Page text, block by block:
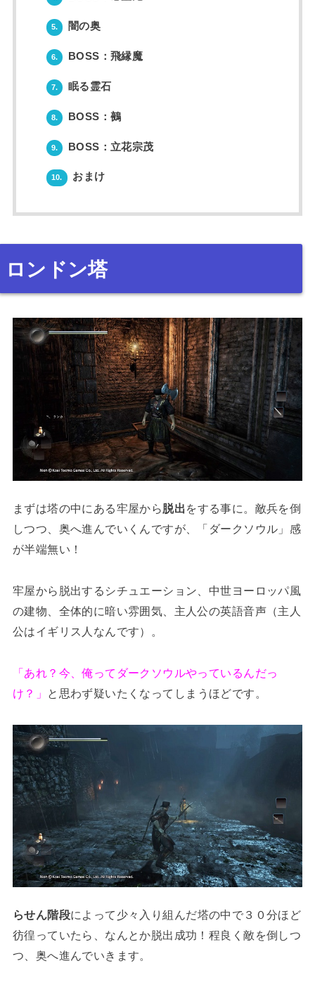
5. 闇の奥
6. BOSS：飛縁魔
7. 眠る霊石
8. BOSS：鵺
9. BOSS：立花宗茂
10. おまけ
ロンドン塔
まずは塔の中にある牢屋から脱出をする事に。敵兵を倒
しつつ、奥へ進んでいくんですが、「ダークソウル」感
が半端無い！
牢屋から脱出するシチュエーション、中世ヨーロッパ風
の建物、全体的に暗い雰囲気、主人公の英語音声（主人
公はイギリス人なんです）。
「あれ？今、俺ってダークソウルやっているんだっ
け？」
と思わず疑いたくなってしまうほどです。
らせん階段によって少々入り組んだ塔の中で３０分ほど
彷徨っていたら、なんとか脱出成功！程良く敵を倒しつ
つ、奥へ進んでいきます。